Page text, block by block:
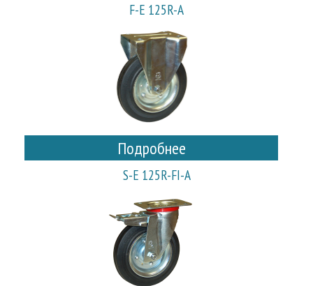
F-E 125R-A
Подробнее
S-E 125R-FI-A